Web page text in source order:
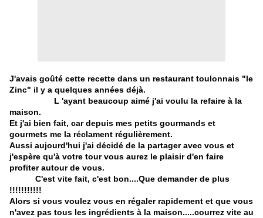
J'avais goûté cette recette dans un restaurant toulonnais "le
Zinc" il y a quelques années déjà.
L 'ayant beaucoup aimé j'ai voulu la refaire à la
maison.
Et j'ai bien fait, car depuis mes petits gourmands et
gourmets me la réclament régulièrement.
Aussi aujourd'hui j'ai décidé de la partager avec vous et
j'espère qu'à votre tour vous aurez le plaisir d'en faire
profiter autour de vous.
C'est vite fait, c'est bon....Que demander de plus
!!!!!!!!!!!
Alors si vous voulez vous en régaler rapidement et que vous
n'avez pas tous les ingrédients à la maison.....courrez vite au